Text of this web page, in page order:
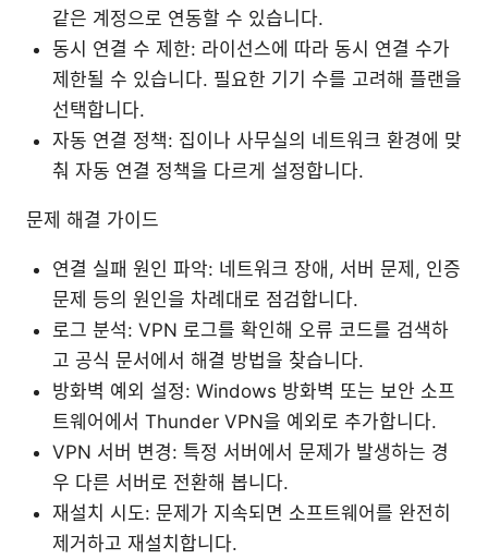
같은 계정으로 연동할 수 있습니다.
동시 연결 수 제한: 라이선스에 따라 동시 연결 수가
제한될 수 있습니다. 필요한 기기 수를 고려해 플랜을
선택합니다.
자동 연결 정책: 집이나 사무실의 네트워크 환경에 맞
춰 자동 연결 정책을 다르게 설정합니다.
문제 해결 가이드
연결 실패 원인 파악: 네트워크 장애, 서버 문제, 인증
문제 등의 원인을 차례대로 점검합니다.
로그 분석: VPN 로그를 확인해 오류 코드를 검색하
고 공식 문서에서 해결 방법을 찾습니다.
방화벽 예외 설정: Windows 방화벽 또는 보안 소프
트웨어에서 Thunder VPN을 예외로 추가합니다.
VPN 서버 변경: 특정 서버에서 문제가 발생하는 경
우 다른 서버로 전환해 봅니다.
재설치 시도: 문제가 지속되면 소프트웨어를 완전히
제거하고 재설치합니다.